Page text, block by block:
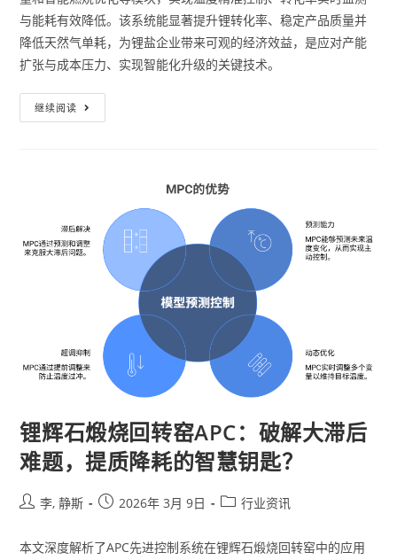
与能耗有效降低。该系统能显著提升锂转化率、稳定产品质量并
降低天然气单耗，为锂盐企业带来可观的经济效益，是应对产能
扩张与成本压力、实现智能化升级的关键技术。
继续阅读
锂辉石煅烧回转窑APC：破解大滞后
难题，提质降耗的智慧钥匙？
李, 静斯 2026年 3月 9日 行业资讯
本文深度解析了APC先进控制系统在锂辉石煅烧回转窑中的应用